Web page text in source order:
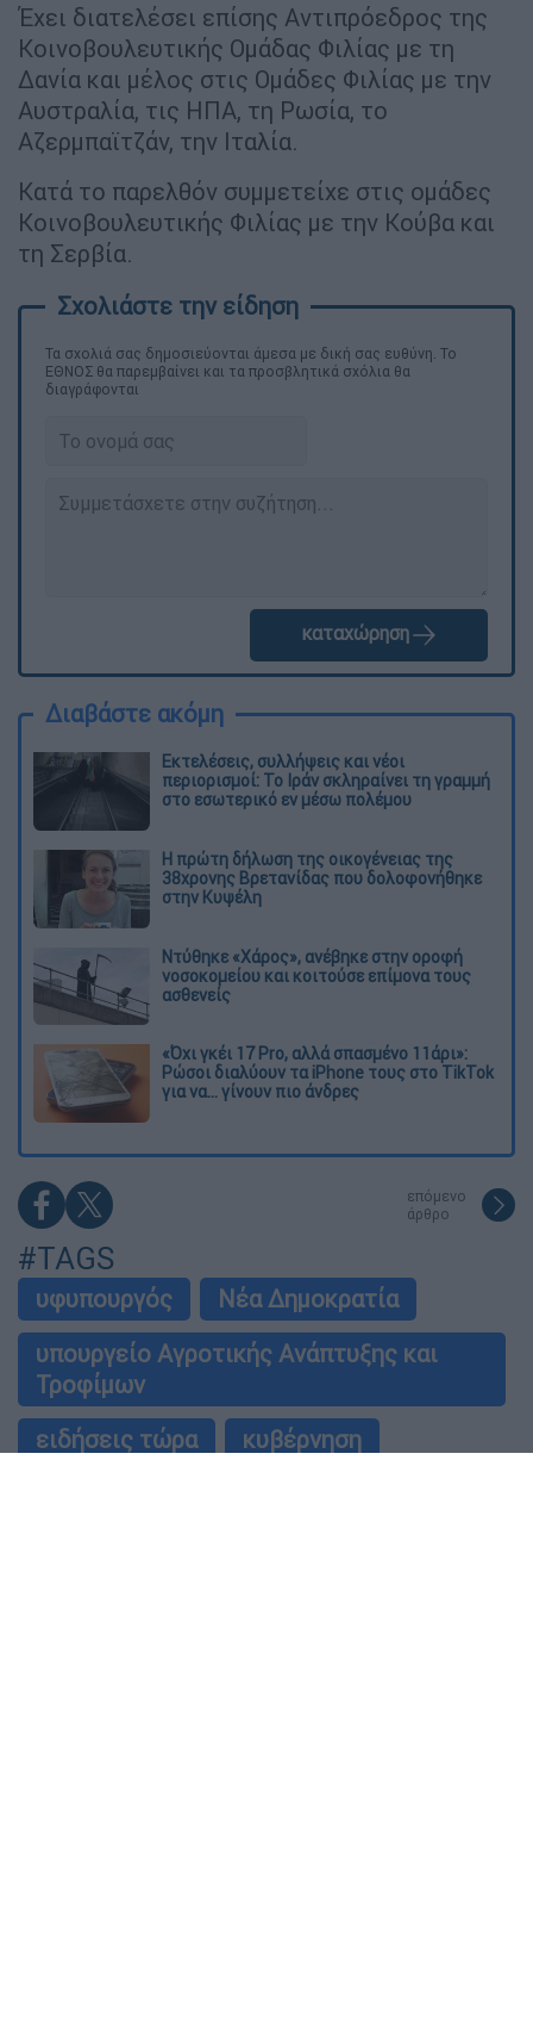
Έχει διατελέσει επίσης Αντιπρόεδρος της
Κοινοβουλευτικής Ομάδας Φιλίας με τη
Δανία και μέλος στις Ομάδες Φιλίας με την
Αυστραλία, τις ΗΠΑ, τη Ρωσία, το
Αζερμπαϊτζάν, την Ιταλία.
Κατά το παρελθόν συμμετείχε στις ομάδες
Κοινοβουλευτικής Φιλίας με την Κούβα και
τη Σερβία.
Τα σχολιά σας δημοσιεύονται άμεσα με δική σας ευθύνη. Το
ΕΘΝΟΣ θα παρεμβαίνει και τα προσβλητικά σχόλια θα
διαγράφονται
καταχώρηση
Διαβάστε ακόμη
Εκτελέσεις, συλλήψεις και νέοι
περιορισμοί: Το Ιράν σκληραίνει τη γραμμή
στο εσωτερικό εν μέσω πολέμου
Η πρώτη δήλωση της οικογένειας της
38χρονης Βρετανίδας που δολοφονήθηκε
στην Κυψέλη
Ντύθηκε «Χάρος», ανέβηκε στην οροφή
νοσοκομείου και κοιτούσε επίμονα τους
ασθενείς
«Όχι γκέι 17 Pro, αλλά σπασμένο 11άρι»:
Ρώσοι διαλύουν τα iPhone τους στο TikTok
για να... γίνουν πιο άνδρες
επόμενο
άρθρο
#TAGS
υφυπουργός
Νέα Δημοκρατία
υπουργείο Αγροτικής Ανάπτυξης και
Τροφίμων
ειδήσεις τώρα
κυβέρνηση